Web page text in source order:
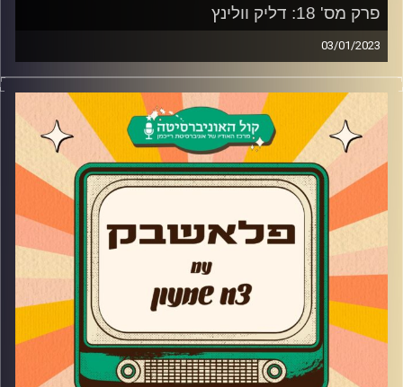
פרק מס' 18: דליק וולינץ
03/01/2023
דליק וולינץ הגיע לאולפן פלאשבק כדי לספר על איך התחילה
התוכנית "זהו זה", איך ליהקו את הכלב שלו טוליפ לתוכנית
"שמיניות באוויר", איך התואר כוכב ילדים מנע ממנו תפקידים
בקולנוע, הליהוק הכי מפתיע שקיבל.
בנוסף, דליק מדבר על הרגע שחייו השתנו בגיל 37 ובעקבות
אירוע משנה חיים הפך לטבעוני ונחשף לתרבות הבודהיסטית
ואפילו נכנס לדמותו המיתולוגית מ"השיר שלנו"- אודי שניר!
קרדיט תמונות: